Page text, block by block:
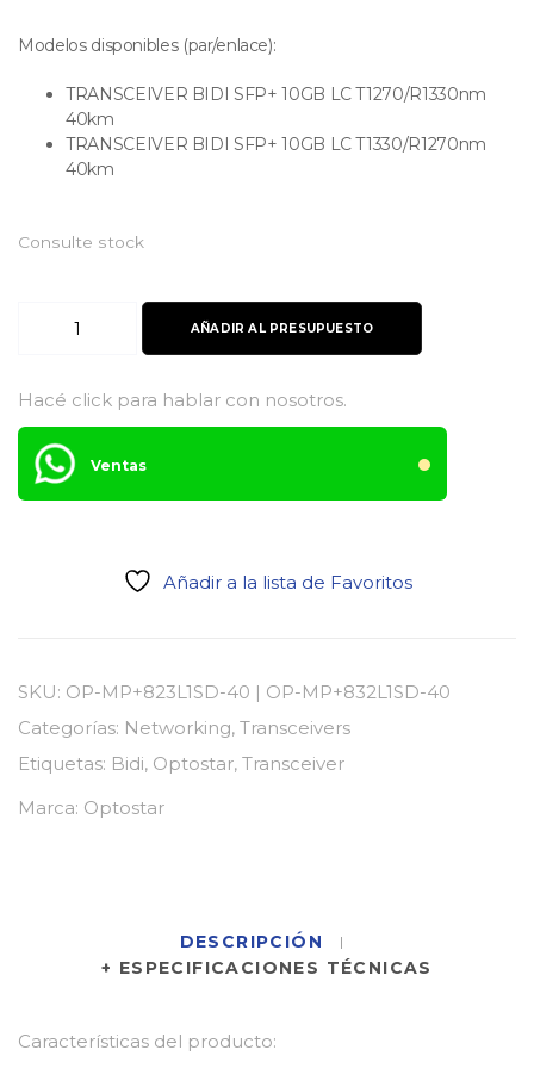
Modelos disponibles (par/enlace):
TRANSCEIVER BIDI SFP+ 10GB LC T1270/R1330nm
40km
TRANSCEIVER BIDI SFP+ 10GB LC T1330/R1270nm
40km
Consulte stock
10GB
Optostar
cantidad
AÑADIR AL PRESUPUESTO
Hacé click para hablar con nosotros.
Ventas
Añadir a la lista de Favoritos
SKU: OP-MP+823L1SD-40 | OP-MP+832L1SD-40
Categorías: Networking, Transceivers
Etiquetas: Bidi, Optostar, Transceiver
Marca: Optostar
DESCRIPCIÓN
+ ESPECIFICACIONES TÉCNICAS
Características del producto: